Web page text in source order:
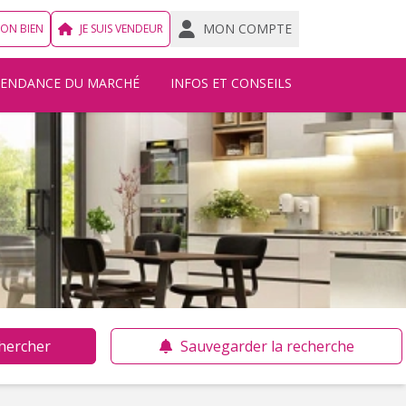
BIEN JE SUIS VENDEUR MON COMPTE
DU MARCHÉ INFOS ET CONSEILS
Sauvegarder la recherche